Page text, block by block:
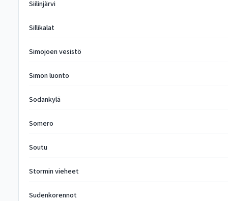
Siilinjärvi
Sillikalat
Simojoen vesistö
Simon luonto
Sodankylä
Somero
Soutu
Stormin vieheet
Sudenkorennot